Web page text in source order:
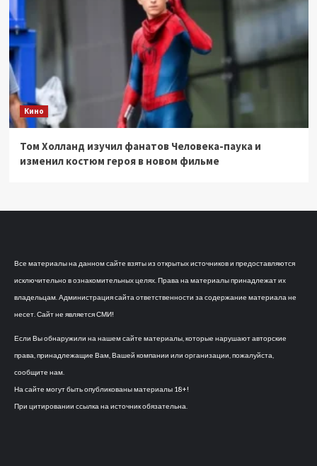
Кино
Том Холланд изучил фанатов Человека-паука и
изменил костюм героя в новом фильме
Все материалы на данном сайте взяты из открытых источников и предоставляются
исключительно в ознакомительных целях. Права на материалы принадлежат их
владельцам. Администрация сайта ответственности за содержание материала не
несет. Сайт не является СМИ!
Если Вы обнаружили на нашем сайте материалы, которые нарушают авторские
права, принадлежащие Вам, Вашей компании или организации, пожалуйста,
сообщите нам.
На сайте могут быть опубликованы материалы 18+!
При цитировании ссылка на источник обязательна.